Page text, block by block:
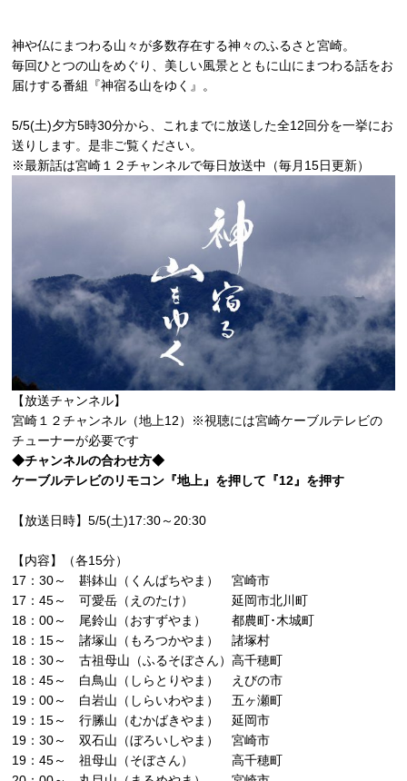
神や仏にまつわる山々が多数存在する神々のふるさと宮崎。
毎回ひとつの山をめぐり、美しい風景とともに山にまつわる話をお
届けする番組『神宿る山をゆく』。
5/5(土)夕方5時30分から、これまでに放送した全12回分を一挙にお
送りします。是非ご覧ください。
※最新話は宮崎１２チャンネルで毎日放送中（毎月15日更新）
【放送チャンネル】
宮崎１２チャンネル（地上12）※視聴には宮崎ケーブルテレビの
チューナーが必要です
◆チャンネルの合わせ方◆
ケーブルテレビのリモコン『地上』を押して『12』を押す
【放送日時】5/5(土)17:30～20:30
【内容】（各15分）
17：30～ 斟鉢山（くんぱちやま） 宮崎市
17：45～ 可愛岳（えのたけ） 延岡市北川町
18：00～ 尾鈴山（おすずやま） 都農町･木城町
18：15～ 諸塚山（もろつかやま） 諸塚村
18：30～ 古祖母山（ふるそぼさん）高千穂町
18：45～ 白鳥山（しらとりやま） えびの市
19：00～ 白岩山（しらいわやま） 五ヶ瀬町
19：15～ 行縢山（むかばきやま） 延岡市
19：30～ 双石山（ぼろいしやま） 宮崎市
19：45～ 祖母山（そぼさん） 高千穂町